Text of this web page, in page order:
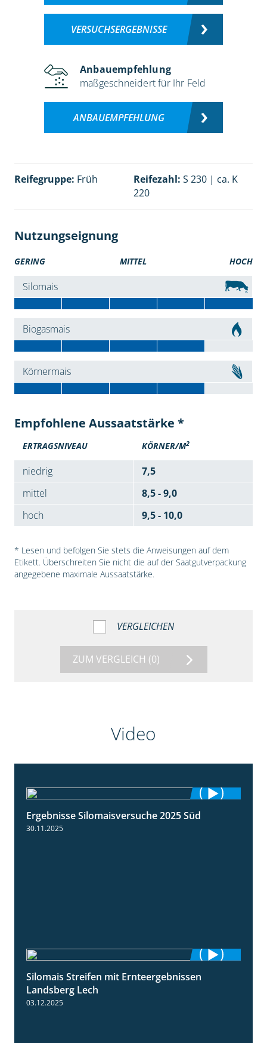
VERSUCHSERGEBNISSE
Anbauempfehlung
maßgeschneidert für Ihr Feld
ANBAUEMPFEHLUNG
Reifegruppe: Früh Reifezahl: S 230 | ca. K
220
Nutzungseignung
GERING MITTEL HOCH
Silomais
Biogasmais
Körnermais
Empfohlene Aussaatstärke *
ERTRAGSNIVEAU KÖRNER/M2
niedrig
7,5
mittel
8,5 - 9,0
hoch
9,5 - 10,0
* Lesen und befolgen Sie stets die Anweisungen auf dem
Etikett. Überschreiten Sie nicht die auf der Saatgutverpackung
angegebene maximale Aussaatstärke.
VERGLEICHEN
ZUM VERGLEICH (0)
Video
Ergebnisse Silomaisversuche 2025 Süd
30.11.2025
11:01
Silomais Streifen mit Ernteergebnissen
Landsberg Lech
03.12.2025